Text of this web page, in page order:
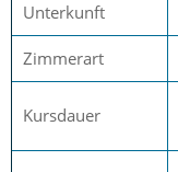
Unterkunft
Zimmerart
Kursdauer